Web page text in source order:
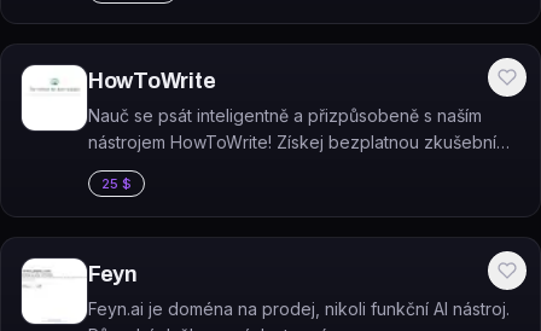
HowToWrite
Nauč se psát inteligentně a přizpůsobeně s naším
nástrojem HowToWrite! Získej bezplatnou zkušební
verzi a objev, jak tvořit poutavé texty.
25 $
Feyn
Feyn.ai je doména na prodej, nikoli funkční AI nástroj.